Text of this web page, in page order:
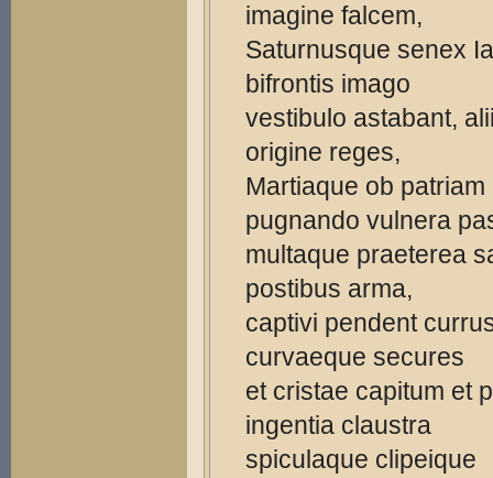
imagine falcem,
Saturnusque senex
bifrontis imago
vestibulo astabant,
origine reges,
Martiaque ob patriam
pugnando vulnera
multaque praeterea
postibus arma,
captivi pendent
curvaeque secures
et cristae capitum et
ingentia claustra
spiculaque clipeique